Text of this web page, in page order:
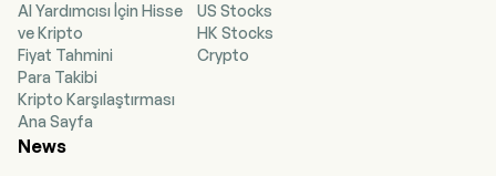
AI Yardımcısı İçin Hisse
ve Kripto
Fiyat Tahmini
Para Takibi
Kripto Karşılaştırması
Ana Sayfa
US Stocks
HK Stocks
Crypto
News